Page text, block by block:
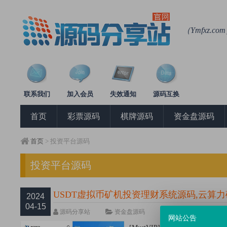
（
联系我们 加入会员 失效通知 源码互换
首页 彩票源码 棋牌源码 资金盘源码
首页 > 投资平台源码
投资平台源码
2024
04-15
USDT虚拟币矿机投资理财系统源码,云算
源码分享站 资金盘源码
网站公告